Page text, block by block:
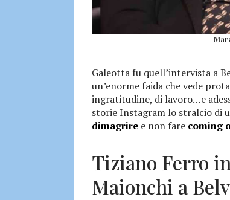
Galeotta fu quell’intervista a
un’enorme faida che vede
ingratitudine, di lavoro…e
storie Instagram lo stralcio di
dimagrire e non fare coming
Tiziano Ferro
Maionchi a